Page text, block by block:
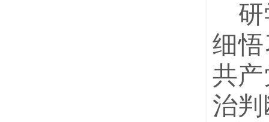
细
共
治